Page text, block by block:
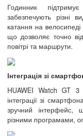
Годинник
забезпечують різні
катання на
що дозволяє точно
повітрі та маршрути.
Інтеграція зі
HUAWEI Watch GT 3
інтеграції зі
зручний інтерфейс,
різними програмами,